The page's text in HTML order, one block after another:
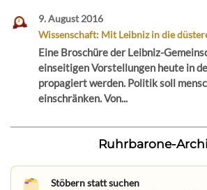
9. August 2016
Wissenschaft: Mit Leibniz in die
Eine Broschüre der Leibniz-
einseitigen Vorstellungen heute in
propagiert werden. Politik soll
einschränken. Von...
Ruhrbarone-
Stöbern statt suchen